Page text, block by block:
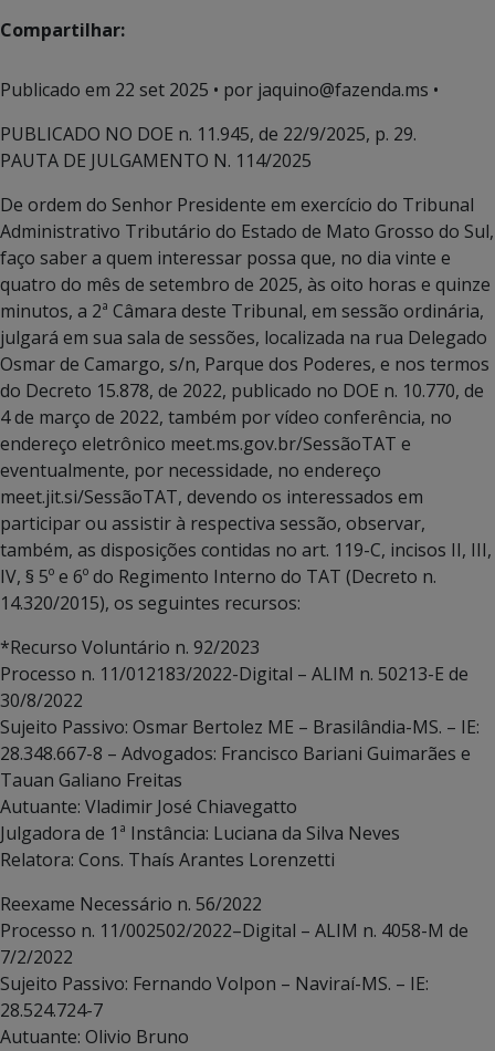
Compartilhar:
Publicado em 22 set 2025 • por jaquino@fazenda.ms •
PUBLICADO NO DOE n. 11.945, de 22/9/2025, p. 29.
PAUTA DE JULGAMENTO N. 114/2025
De ordem do Senhor Presidente em exercício do Tribunal
Administrativo Tributário do Estado de Mato Grosso do Sul,
faço saber a quem interessar possa que, no dia vinte e
quatro do mês de setembro de 2025, às oito horas e quinze
minutos, a 2ª Câmara deste Tribunal, em sessão ordinária,
julgará em sua sala de sessões, localizada na rua Delegado
Osmar de Camargo, s/n, Parque dos Poderes, e nos termos
do Decreto 15.878, de 2022, publicado no DOE n. 10.770, de
4 de março de 2022, também por vídeo conferência, no
endereço eletrônico meet.ms.gov.br/SessãoTAT e
eventualmente, por necessidade, no endereço
meet.jit.si/SessãoTAT, devendo os interessados em
participar ou assistir à respectiva sessão, observar,
também, as disposições contidas no art. 119-C, incisos II, III,
IV, § 5º e 6º do Regimento Interno do TAT (Decreto n.
14.320/2015), os seguintes recursos:
*Recurso Voluntário n. 92/2023
Processo n. 11/012183/2022-Digital – ALIM n. 50213-E de
30/8/2022
Sujeito Passivo: Osmar Bertolez ME – Brasilândia-MS. – IE:
28.348.667-8 – Advogados: Francisco Bariani Guimarães e
Tauan Galiano Freitas
Autuante: Vladimir José Chiavegatto
Julgadora de 1ª Instância: Luciana da Silva Neves
Relatora: Cons. Thaís Arantes Lorenzetti
Reexame Necessário n. 56/2022
Processo n. 11/002502/2022–Digital – ALIM n. 4058-M de
7/2/2022
Sujeito Passivo: Fernando Volpon – Naviraí-MS. – IE:
28.524.724-7
Autuante: Olivio Bruno